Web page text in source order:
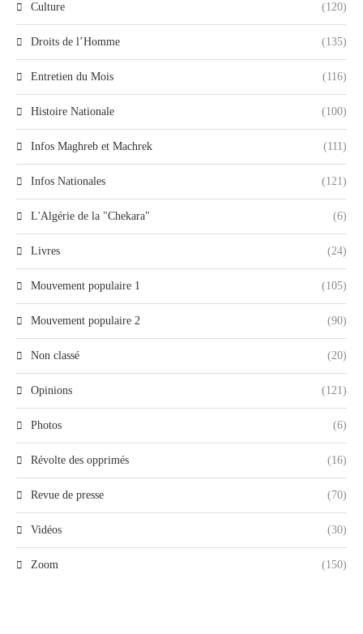
Culture (120)
Droits de l’Homme (135)
Entretien du Mois (116)
Histoire Nationale (100)
Infos Maghreb et Machrek (111)
Infos Nationales (121)
L'Algérie de la "Chekara" (6)
Livres (24)
Mouvement populaire 1 (105)
Mouvement populaire 2 (90)
Non classé (20)
Opinions (121)
Photos (6)
Révolte des opprimés (16)
Revue de presse (70)
Vidéos (30)
Zoom (150)